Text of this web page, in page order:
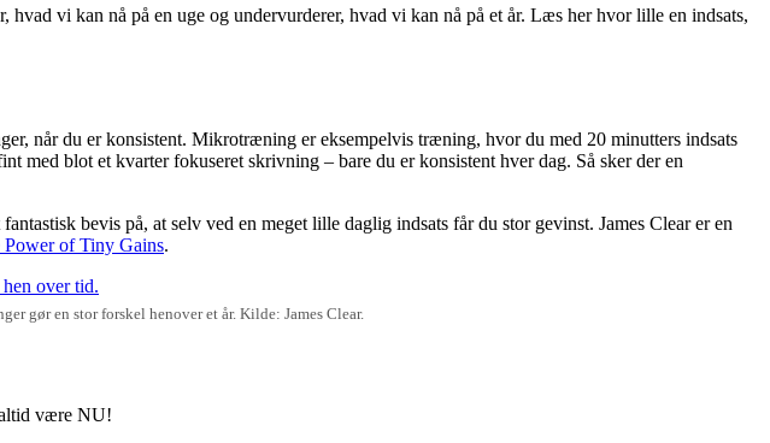
vi kan nå på en uge og undervurderer, hvad vi kan nå på et år. Læs her hvor lille en indsats,
når du er konsistent. Mikrotræning er eksempelvis træning, hvor du med 20 minutters indsats
blot et kvarter fokuseret skrivning – bare du er konsistent hver dag. Så sker der en
bevis på, at selv ved en meget lille daglig indsats får du stor gevinst. James Clear er en
Power of Tiny Gains.
gør en stor forskel henover et år. Kilde: James Clear.
altid være NU!